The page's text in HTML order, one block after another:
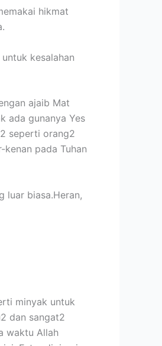
hikmat
kesalahan
ajaib Mat
ada gunanya Yes
seperti orang2
pada Tuhan
luar biasa.Heran,
minyak untuk
dan sangat2
waktu Allah